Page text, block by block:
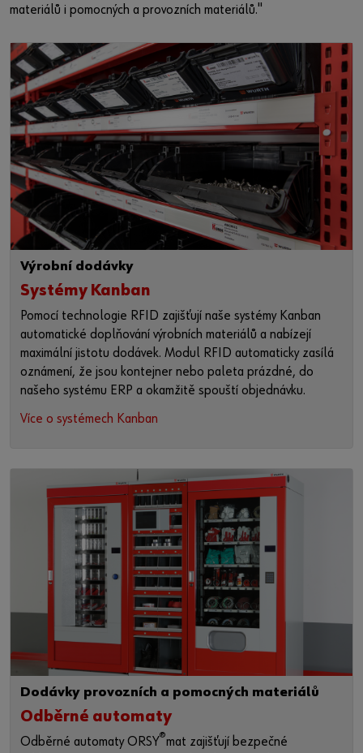
Zaregistrujte se nyní
materiálů i pomocných a provozních materiálů."
Výrobní dodávky
Systémy Kanban
Pomocí technologie RFID zajišťují naše systémy Kanban
automatické doplňování výrobních materiálů a nabízejí
maximální jistotu dodávek. Modul RFID automaticky zasílá
oznámení, že jsou kontejner nebo paleta prázdné, do
našeho systému ERP a okamžitě spouští objednávku.
Více o systémech Kanban
Dodávky provozních a pomocných materiálů
Odběrné automaty
Odběrné automaty ORSY®mat zajišťují bezpečné